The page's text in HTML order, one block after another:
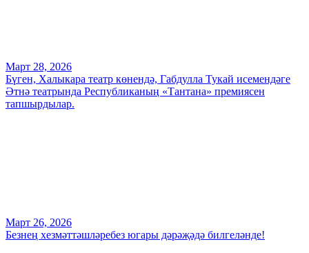
Март 28, 2026
Бүген, Халыкара театр көнендә, Габдулла Тукай исемендәге
Әтнә театрында Республиканың «Тантана» премиясен
тапшырдылар.
Март 26, 2026
Безнең хезмәттәшләребез югары дәрәҗәдә билгеләнде!